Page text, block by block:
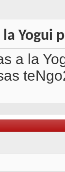
Yogui
a la